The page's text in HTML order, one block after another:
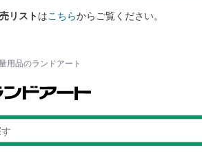
リストはこちらからご覧ください。
用品のランドアート